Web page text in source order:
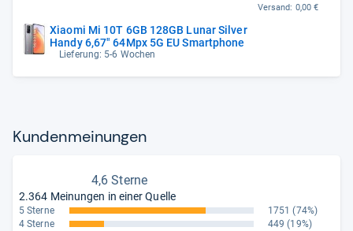
Xiaomi Mi 10T 6GB 128GB Lunar Silver
Handy 6,67" 64Mpx 5G EU Smartphone
Lieferung: 5-6 Wochen
Versand: 0,00 €
Kun­den­mei­nun­gen
4,6 Sterne
2.364 Meinungen in einer Quelle
5 Sterne 1751 (74%)
4 Sterne
449 (19%)